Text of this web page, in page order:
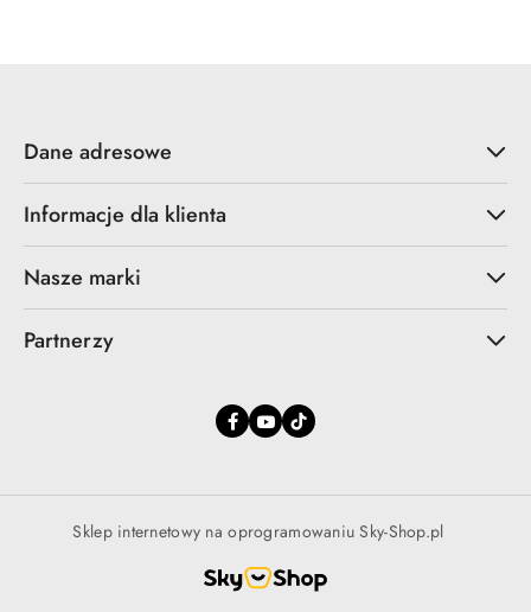
Dane adresowe
Informacje dla klienta
Nasze marki
Partnerzy
Sklep internetowy na oprogramowaniu Sky-Shop.pl